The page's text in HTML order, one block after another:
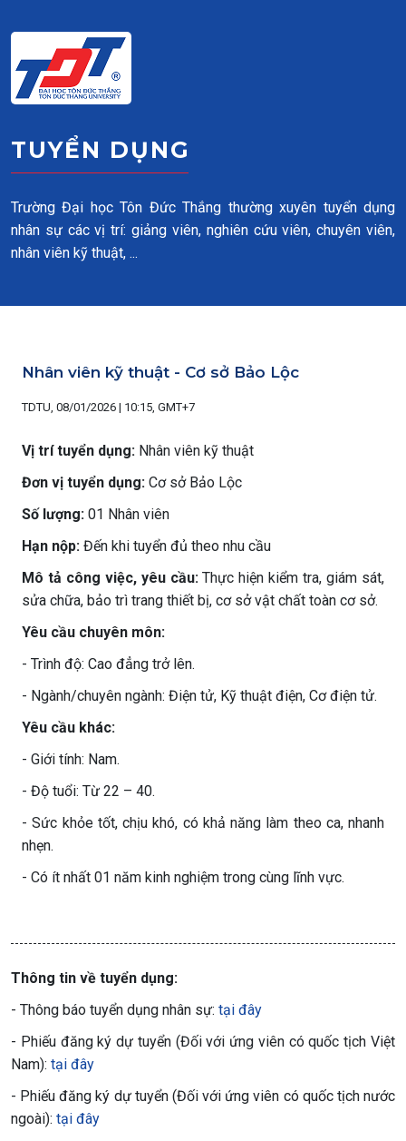
TUYỂN DỤNG
Trường Đại học Tôn Đức Thắng thường xuyên tuyển dụng
nhân sự các vị trí: giảng viên, nghiên cứu viên, chuyên viên,
nhân viên kỹ thuật, ...
Nhân viên kỹ thuật - Cơ sở Bảo Lộc
TDTU, 08/01/2026 | 10:15, GMT+7
Vị trí tuyển dụng: Nhân viên kỹ thuật
Đơn vị tuyển dụng: Cơ sở Bảo Lộc
Số lượng: 01 Nhân viên
Hạn nộp: Đến khi tuyển đủ theo nhu cầu
Mô tả công việc, yêu cầu:Thực hiện kiểm tra, giám sát,
sửa chữa, bảo trì trang thiết bị, cơ sở vật chất toàn cơ sở.
Yêu cầu chuyên môn:
- Trình độ: Cao đẳng trở lên.
- Ngành/chuyên ngành: Điện tử, Kỹ thuật điện, Cơ điện tử.
Yêu cầu khác:
- Giới tính: Nam.
- Độ tuổi: Từ 22 – 40.
- Sức khỏe tốt, chịu khó, có khả năng làm theo ca, nhanh
nhẹn.
- Có ít nhất 01 năm kinh nghiệm trong cùng lĩnh vực.
Thông tin về tuyển dụng:
- Thông báo tuyển dụng nhân sự: tại đây
- Phiếu đăng ký dự tuyển (Đối với ứng viên có quốc tịch Việt
Nam): tại đây
- Phiếu đăng ký dự tuyển (Đối với ứng viên có quốc tịch nước
ngoài): tại đây